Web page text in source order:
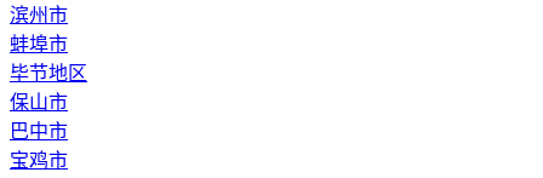
滨州市
蚌埠市
毕节地区
保山市
巴中市
宝鸡市